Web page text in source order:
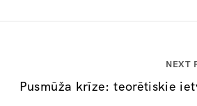
NEXT
Pusmūža krīze: teorētiskie